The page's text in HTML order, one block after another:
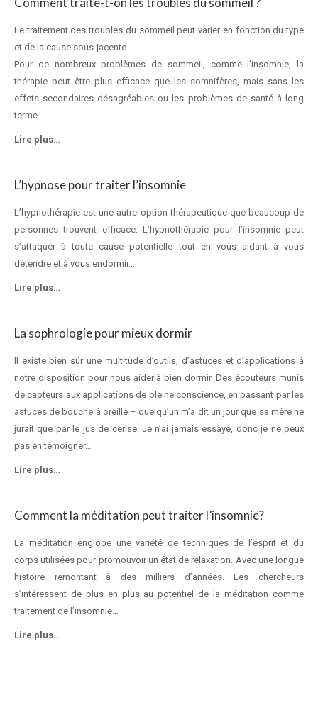
Le traitement des troubles du sommeil peut varier en fonction du type
et de la cause sous-jacente.
Pour de nombreux problèmes de sommeil, comme l’insomnie, la
thérapie peut être plus efficace que les somnifères, mais sans les
effets secondaires désagréables ou les problèmes de santé à long
terme…
Lire plus…
L’hypnose pour traiter l’insomnie
L’hypnothérapie est une autre option thérapeutique que beaucoup de
personnes trouvent efficace. L’hypnothérapie pour l’insomnie peut
s’attaquer à toute cause potentielle tout en vous aidant à vous
détendre et à vous endormir…
Lire plus…
La sophrologie pour mieux dormir
Il existe bien sûr une multitude d’outils, d’astuces et d’applications à
notre disposition pour nous aider à bien dormir. Des écouteurs munis
de capteurs aux applications de pleine conscience, en passant par les
astuces de bouche à oreille – quelqu’un m’a dit un jour que sa mère ne
jurait que par le jus de cerise. Je n’ai jamais essayé, donc je ne peux
pas en témoigner…
Lire plus…
Comment la méditation peut traiter l’insomnie?
La méditation englobe une variété de techniques de l’esprit et du
corps utilisées pour promouvoir un état de relaxation. Avec une longue
histoire remontant à des milliers d’années. Les chercheurs
s’intéressent de plus en plus au potentiel de la méditation comme
traitement de l’insomnie…
Lire plus…